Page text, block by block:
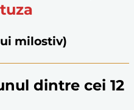
milostiv)
dintre cei 12